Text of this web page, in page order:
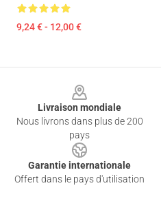
9,24 € - 12,00 €
Livraison mondiale
Nous livrons dans plus de 200
pays
Garantie internationale
Offert dans le pays d'utilisation